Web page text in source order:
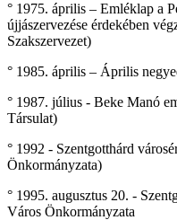
° 1975. április – Emléklap a
újjászervezése érdekében
Szakszervezet)
° 1985. április – Április
° 1987. július - Beke Manó
Társulat)
° 1992 - Szentgotthárd
Önkormányzata)
° 1995. augusztus 20. -
Város Önkormányzata